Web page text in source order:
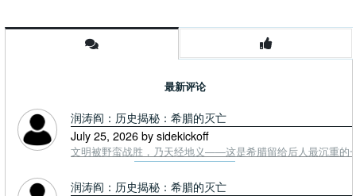
最新评论
润涛阎：历史揭秘：希腊的灭亡
July 25, 2026 by sidekickoff
文明被野蛮战胜，乃天经地义——这是希腊留给后人最沉重的
润涛阎：历史揭秘：希腊的灭亡